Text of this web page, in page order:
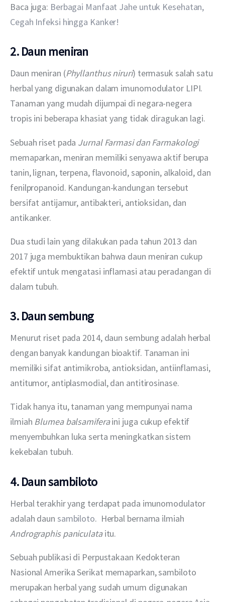
Baca juga: Berbagai Manfaat Jahe untuk Kesehatan,
Cegah Infeksi hingga Kanker!
2. Daun meniran
Daun meniran (Phyllanthus niruri) termasuk salah satu
herbal yang digunakan dalam imunomodulator LIPI.
Tanaman yang mudah dijumpai di negara-negera
tropis ini beberapa khasiat yang tidak diragukan lagi.
Sebuah riset pada Jurnal Farmasi dan Farmakologi
memaparkan, meniran memiliki senyawa aktif berupa
tanin, lignan, terpena, flavonoid, saponin, alkaloid, dan
fenilpropanoid. Kandungan-kandungan tersebut
bersifat antijamur, antibakteri, antioksidan, dan
antikanker.
Dua studi lain yang dilakukan pada tahun 2013 dan
2017 juga membuktikan bahwa daun meniran cukup
efektif untuk mengatasi inflamasi atau peradangan di
dalam tubuh.
3. Daun sembung
Menurut riset pada 2014, daun sembung adalah herbal
dengan banyak kandungan bioaktif. Tanaman ini
memiliki sifat antimikroba, antioksidan, antiinflamasi,
antitumor, antiplasmodial, dan antitirosinase.
Tidak hanya itu, tanaman yang mempunyai nama
ilmiah Blumea balsamifera ini juga cukup efektif
menyembuhkan luka serta meningkatkan sistem
kekebalan tubuh.
4. Daun sambiloto
Herbal terakhir yang terdapat pada imunomodulator
adalah daun sambiloto.  Herbal bernama ilmiah
Andrographis paniculata itu.
Sebuah publikasi di Perpustakaan Kedokteran
Nasional Amerika Serikat memaparkan, sambiloto
merupakan herbal yang sudah umum digunakan